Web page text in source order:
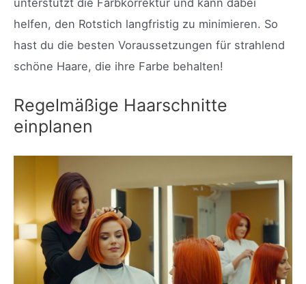
unterstützt die Farbkorrektur und kann dabei
helfen, den Rotstich langfristig zu minimieren. So
hast du die besten Voraussetzungen für strahlend
schöne Haare, die ihre Farbe behalten!
Regelmäßige Haarschnitte
einplanen